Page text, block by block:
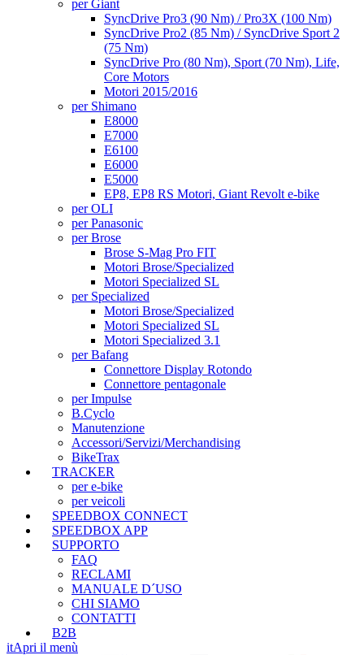
per Giant
SyncDrive Pro3 (90 Nm) / Pro3X (100 Nm)
SyncDrive Pro2 (85 Nm) / SyncDrive Sport 2
(75 Nm)
SyncDrive Pro (80 Nm), Sport (70 Nm), Life,
Core Motors
Motori 2015/2016
per Shimano
E8000
E7000
E6100
E6000
E5000
EP8, EP8 RS Motori, Giant Revolt e-bike
per OLI
per Panasonic
per Brose
Brose S-Mag Pro FIT
Motori Brose/Specialized
Motori Specialized SL
per Specialized
Motori Brose/Specialized
Motori Specialized SL
Motori Specialized 3.1
per Bafang
Connettore Display Rotondo
Connettore pentagonale
per Impulse
B.Cyclo
Manutenzione
Accessori/Servizi/Merchandising
BikeTrax
TRACKER
per e-bike
per veicoli
SPEEDBOX CONNECT
SPEEDBOX APP
SUPPORTO
FAQ
RECLAMI
MANUALE D´USO
CHI SIAMO
CONTATTI
B2B
itApri il menù